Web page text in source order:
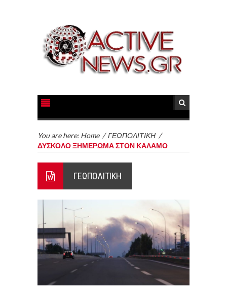
You are here: Home /ΓΕΩΠΟΛΙΤΙΚΗ /
ΔΥΣΚΟΛΟ ΞΗΜΕΡΩΜΑ ΣΤΟΝ ΚΑΛΑΜΟ
ΓΕΩΠΟΛΙΤΙΚΗ